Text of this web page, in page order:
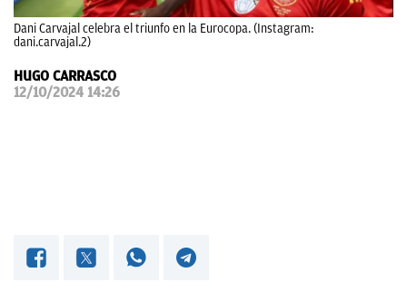
Dani Carvajal celebra el triunfo en la Eurocopa. (Instagram:
dani.carvajal.2)
HUGO CARRASCO
12/10/2024 14:26